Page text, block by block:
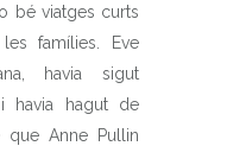
bé viatges curts
famílies. Eve
havia sigut
i havia hagut de
que Anne Pullin